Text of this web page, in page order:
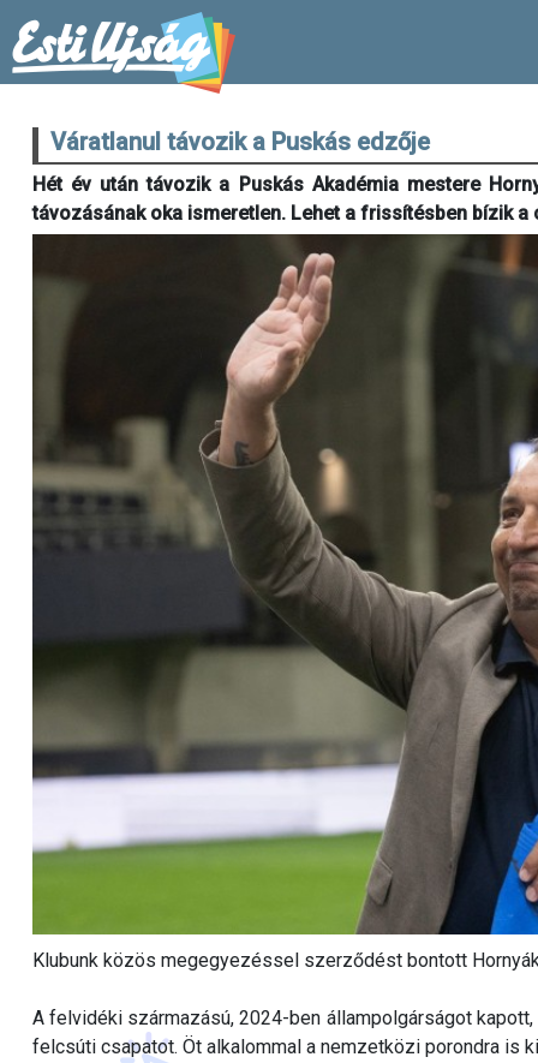
Váratlanul távozik a Puskás edzője
Hét év után távozik a Puskás Akadémia mestere
távozásának oka ismeretlen. Lehet a frissítésben bízik
Klubunk közös megegyezéssel szerződést bontott
A felvidéki származású, 2024-ben állampolgárságot
felcsúti csapatot. Öt alkalommal a nemzetközi porondra is